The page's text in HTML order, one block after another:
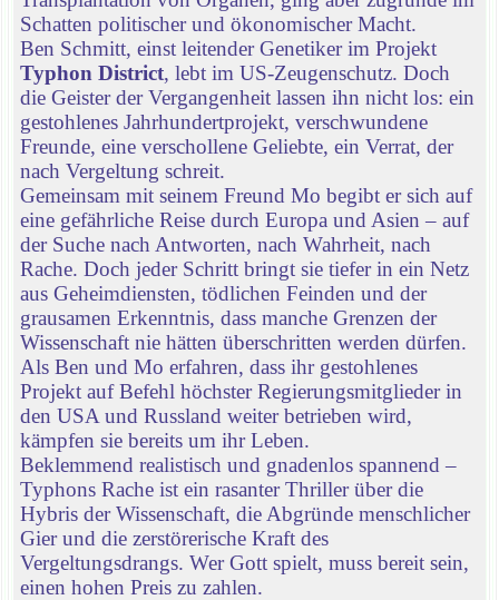
Schatten politischer und ökonomischer Macht.
Ben Schmitt, einst leitender Genetiker im Projekt
Typhon District, lebt im US-Zeugenschutz. Doch
die Geister der Vergangenheit lassen ihn nicht los: ein
gestohlenes Jahrhundertprojekt, verschwundene
Freunde, eine verschollene Geliebte, ein Verrat, der
nach Vergeltung schreit.
Gemeinsam mit seinem Freund Mo begibt er sich auf
eine gefährliche Reise durch Europa und Asien – auf
der Suche nach Antworten, nach Wahrheit, nach
Rache. Doch jeder Schritt bringt sie tiefer in ein Netz
aus Geheimdiensten, tödlichen Feinden und der
grausamen Erkenntnis, dass manche Grenzen der
Wissenschaft nie hätten überschritten werden dürfen.
Als Ben und Mo erfahren, dass ihr gestohlenes
Projekt auf Befehl höchster Regierungsmitglieder in
den USA und Russland weiter betrieben wird,
kämpfen sie bereits um ihr Leben.
Beklemmend realistisch und gnadenlos spannend –
Typhons Rache ist ein rasanter Thriller über die
Hybris der Wissenschaft, die Abgründe menschlicher
Gier und die zerstörerische Kraft des
Vergeltungsdrangs. Wer Gott spielt, muss bereit sein,
einen hohen Preis zu zahlen.